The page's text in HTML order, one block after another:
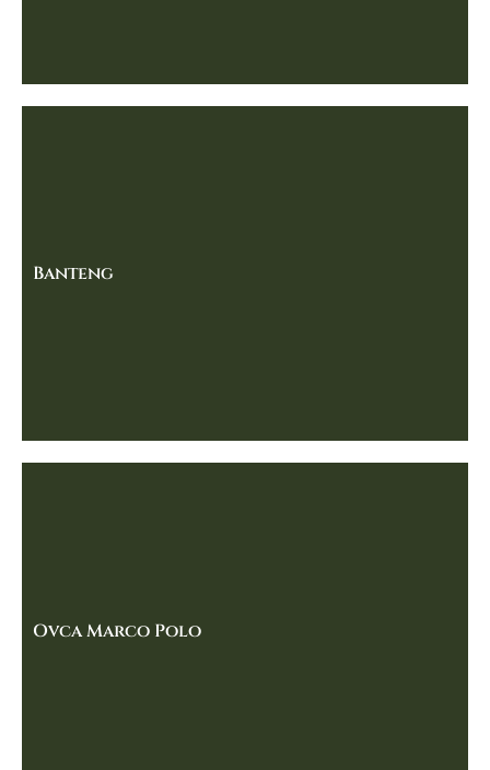
Banteng
Ovca Marco Polo